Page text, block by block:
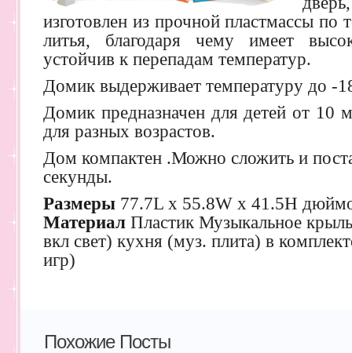
изготовлен из прочной пластмассы по
литья, благодаря чему имеет
устойчив к перепадам температур.
Домик выдерживает температуру до -
Домик предназначен для детей от 10
для разных возрастов.
Дом компактен .Можно сложить и
секунды.
Размеры 77.7L х 55.8W х 41.5H
Материал Пластик Музыкальное
вкл свет) кухня (муз. плита) в
игр)
Похожие Посты